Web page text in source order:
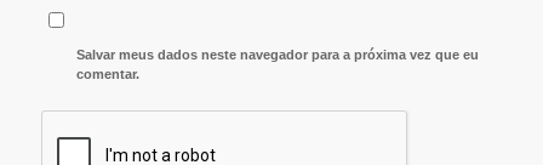
Salvar meus dados neste navegador para a próxima vez que eu
comentar.